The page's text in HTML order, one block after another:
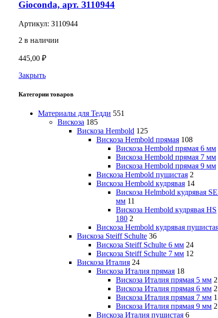
Gioconda, арт. З110944
Артикул: З110944
2 в наличии
445,00 ₽
Закрыть
Категории товаров
Материалы для Тедди 551
Вискоза 185
Вискоза Hembold 125
Вискоза Hembold прямая 108
Вискоза Hembold прямая 6 мм
Вискоза Hembold прямая 7 мм
Вискоза Hembold прямая 9 мм
Вискоза Hembold пушистая 2
Вискоза Hembold кудрявая 14
Вискоза Helmbold кудрявая
мм 11
Вискоза Hembold кудрявая HS
180 2
Вискоза Hembold кудрявая
Вискоза Steiff Schulte 36
Вискоза Steiff Schulte 6 мм 24
Вискоза Steiff Schulte 7 мм 12
Вискоза Италия 24
Вискоза Италия прямая 18
Вискоза Италия прямая 5 мм 2
Вискоза Италия прямая 6 мм 2
Вискоза Италия прямая 7 мм
Вискоза Италия прямая 9 мм 2
Вискоза Италия пушистая 6